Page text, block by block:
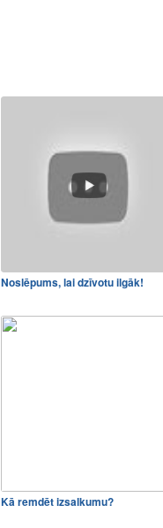
Noslēpums, lai dzīvotu ilgāk!
Kā remdēt izsalkumu?